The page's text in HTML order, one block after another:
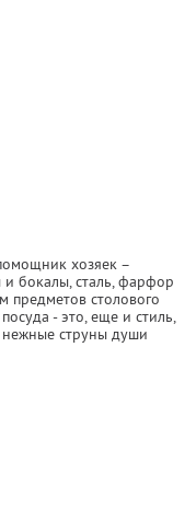
хозяек –
и бокалы, сталь, фарфор
предметов столового
- это, еще и стиль,
нежные струны души